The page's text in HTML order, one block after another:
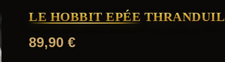
LE HOBBIT EPÉE THRANDUIL
89,90 €